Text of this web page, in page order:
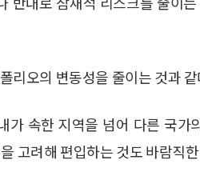
리오의 변동성을 줄이는 것과
가 속한 지역을 넘어 다른 국가
고려해 편입하는 것도 바람직